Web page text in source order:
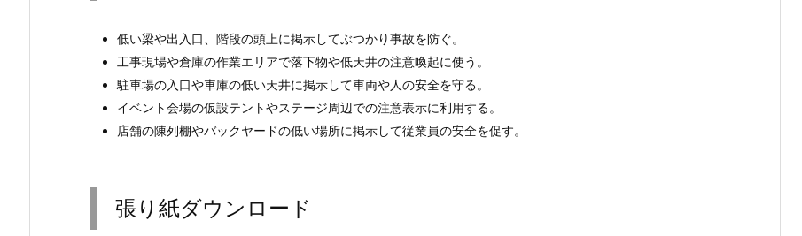
低い梁や出入口、階段の頭上に掲示してぶつかり事故を防ぐ。
工事現場や倉庫の作業エリアで落下物や低天井の注意喚起に使う。
駐車場の入口や車庫の低い天井に掲示して車両や人の安全を守る。
イベント会場の仮設テントやステージ周辺での注意表示に利用する。
店舗の陳列棚やバックヤードの低い場所に掲示して従業員の安全を促す。
張り紙ダウンロード